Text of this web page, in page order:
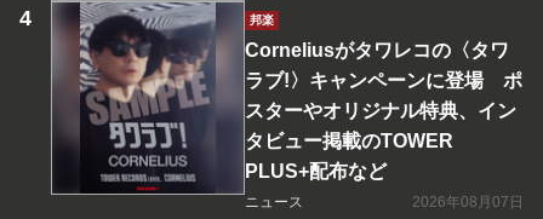
邦楽
Corneliusがタワレコの〈タワ
ラブ!〉キャンペーンに登場 ポ
スターやオリジナル特典、イン
タビュー掲載のTOWER
PLUS+配布など
ニュース 2026年08月07日